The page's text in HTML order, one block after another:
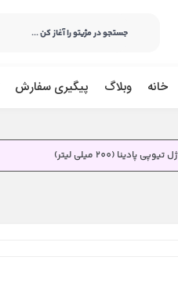
خانه وبلاگ پیگیری سفارش
ژل تيوپی پادینا (200 ميلی لیتر)